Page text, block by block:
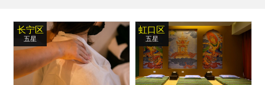
长宁区
五星
虹口区
五星